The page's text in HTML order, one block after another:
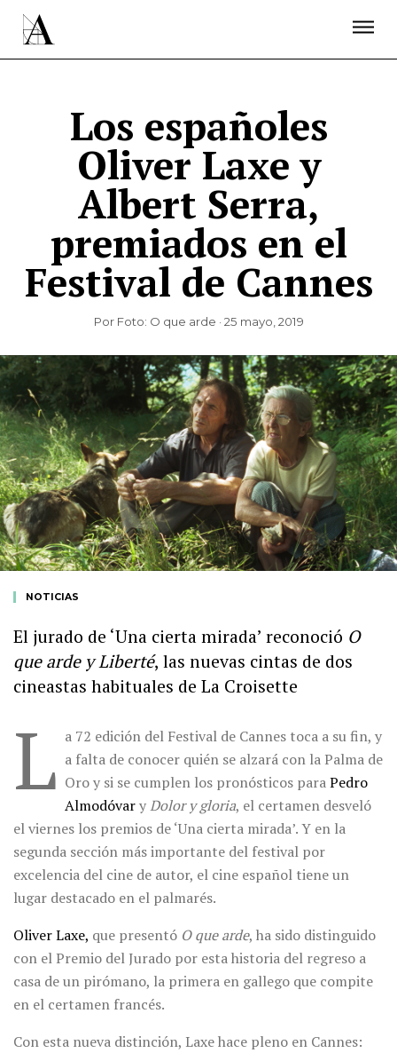
Los españoles
Oliver Laxe y
Albert Serra,
premiados en el
Festival de Cannes
Por Foto: O que arde · 25 mayo, 2019
NOTICIAS
El jurado de ‘Una cierta mirada’ reconoció O
que arde yLiberté, las nuevas cintas de dos
cineastas habituales de La Croisette
L a 72 edición del Festival de Cannes toca a su fin, y
a falta de conocer quién se alzará con la Palma de
Oro y si se cumplen los pronósticos paraPedro
AlmodóvaryDolor y gloria, el certamen desveló
el viernes los premios de ‘Una cierta mirada’. Y en la
segunda sección más importante del festival por
excelencia del cine de autor, el cine español tiene un
lugar destacado en el palmarés.
Oliver Laxe, que presentó O que arde, ha sido distinguido
con el Premio del Jurado por esta historia del regreso a
casa de un pirómano, la primera en gallego que compite
en el certamen francés.
Con esta nueva distinción, Laxe hace pleno en Cannes:
ÚNETE A LA ACADEMIA DE CINE
PRENSA